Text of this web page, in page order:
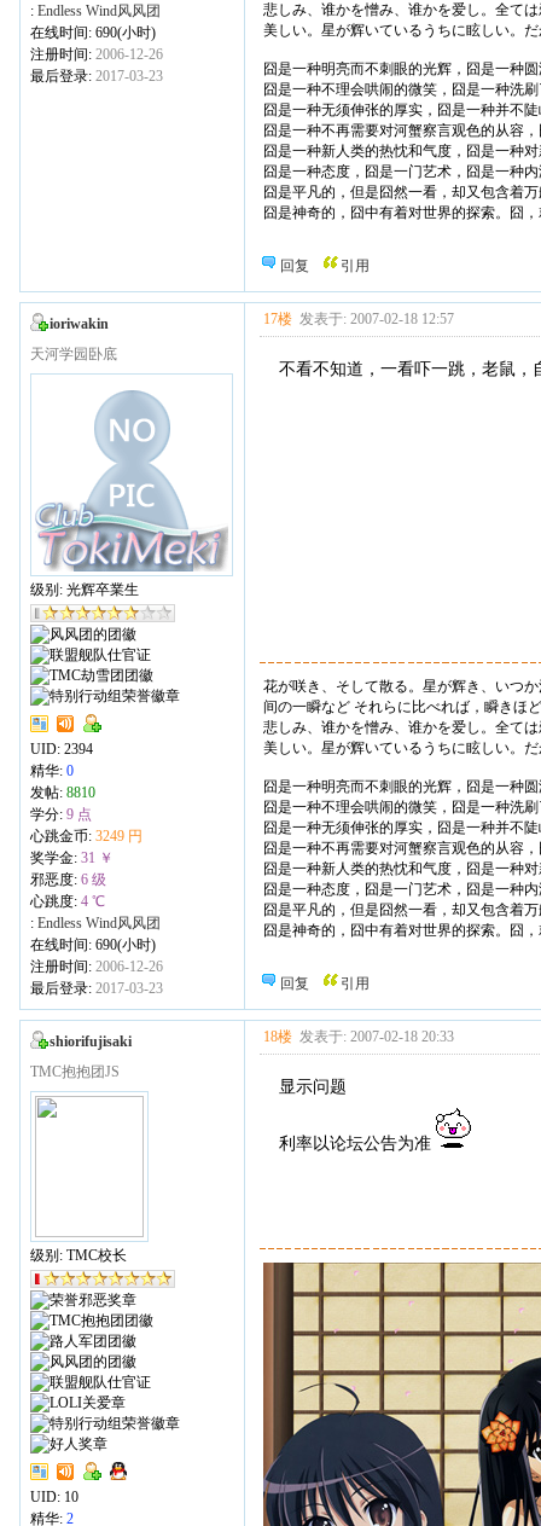
: Endless Wind风风团
在线时间: 690(小时)
注册时间: 2006-12-26
最后登录: 2017-03-23
悲しみ、谁かを憎み、谁かを爱し。全て
美しい。星が辉いているうちに眩しい。
囧是一种明亮而不刺眼的光辉，囧是一种
囧是一种不理会哄闹的微笑，囧是一种洗
囧是一种无须伸张的厚实，囧是一种并不
囧是一种不再需要对河蟹察言观色的从容
囧是一种新人类的热忱和气度，囧是一种
囧是一种态度，囧是一门艺术，囧是一种
囧是平凡的，但是囧然一看，却又包含着
囧是神奇的，囧中有着对世界的探索。囧
回复 引用
ioriwakin
天河学园卧底
级别: 光辉卒業生
UID: 2394
精华: 0
发帖: 8810
学分: 9 点
心跳金币: 3249 円
奖学金: 31 ￥
邪恶度: 6 级
心跳度: 4 ℃
: Endless Wind风风团
在线时间: 690(小时)
注册时间: 2006-12-26
最后登录: 2017-03-23
17楼 发表于: 2007-02-18 12:57
不看不知道，一看吓一跳，老鼠
花が咲き、そして散る。星が辉き、いつ
间の一瞬など それらに比べれば，瞬きほ
悲しみ、谁かを憎み、谁かを爱し。全て
美しい。星が辉いているうちに眩しい。
囧是一种明亮而不刺眼的光辉，囧是一种
囧是一种不理会哄闹的微笑，囧是一种洗
囧是一种无须伸张的厚实，囧是一种并不
囧是一种不再需要对河蟹察言观色的从容
囧是一种新人类的热忱和气度，囧是一种
囧是一种态度，囧是一门艺术，囧是一种
囧是平凡的，但是囧然一看，却又包含着
囧是神奇的，囧中有着对世界的探索。囧
回复 引用
shiorifujisaki
TMC抱抱团JS
级别: TMC校长
UID: 10
精华: 2
18楼 发表于: 2007-02-18 20:33
显示问题
利率以论坛公告为准